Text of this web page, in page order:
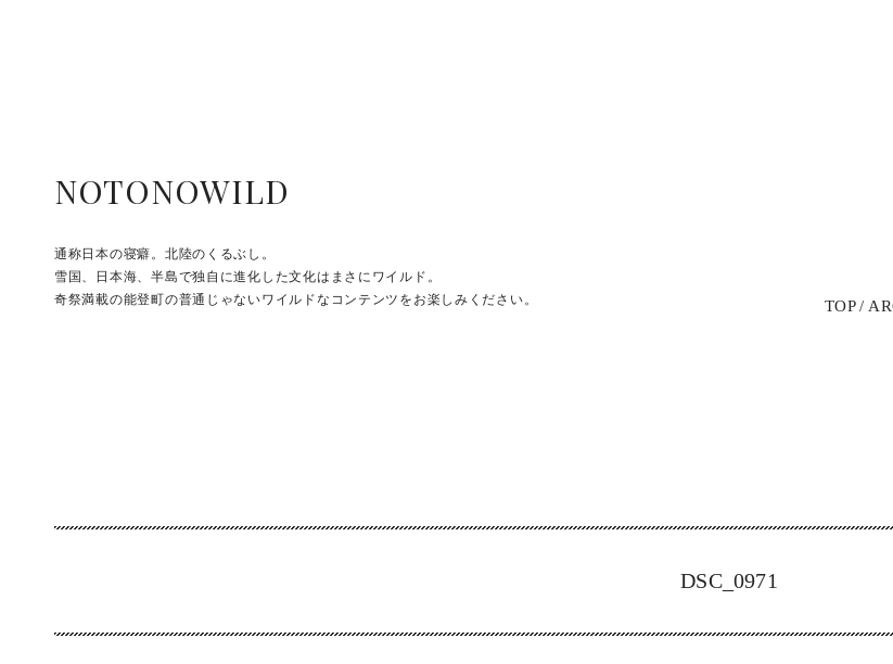
NOTONOWILD
通称日本の寝癖。北陸のくるぶし。
雪国、日本海、半島で独自に進化した文化はまさにワイルド。
奇祭満載の能登町の普通じゃないワイルドなコンテンツをお楽しみください。
TOP
DSC_0971